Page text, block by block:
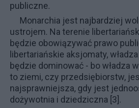
publiczne.
Monarchia jest najbardziej
ustrojem. Na terenie
będzie obowiązywać prawo
libertariańskie aksjomaty,
będzie dominować - bo władza
to ziemi, czy przedsiębiorstw,
najsprawniejsza, gdy jest
dożywotnia i dziedziczna [3].